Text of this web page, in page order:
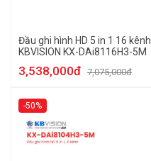
Đầu ghi hình HD 5 in 1 16 kênh
KBVISION KX-DAi8116H3-5M
3,538,000đ 7,075,000đ
-50%